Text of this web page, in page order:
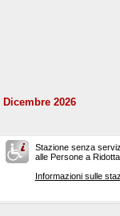
Dicembre 2026
Stazione senza
alle Persone a
Informazioni sulle